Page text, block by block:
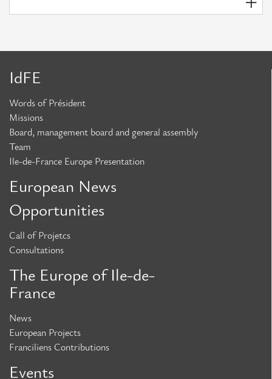
IdFE
Words of Président
Missions
Board, management board and general assembly
Team
Ile-de-France Europe Presentation
European News
Opportunities
Call of Projetcs
Consultations
The Europe of Ile-de-
France
News
European Projects
Franciliens Contributions
Events